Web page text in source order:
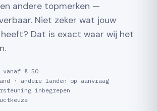
andere topmerken —
Niet zeker wat jouw
Dat is exact waar wij het
€ 50
· andere landen op aanvraag
inbegrepen